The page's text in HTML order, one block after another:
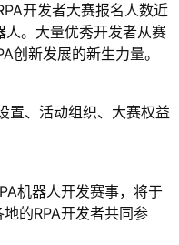
开发者大赛报名人数近
。大量优秀开发者从赛
创新发展的新生力量。
置、活动组织、大赛权益
机器人开发赛事，将于
的RPA开发者共同参